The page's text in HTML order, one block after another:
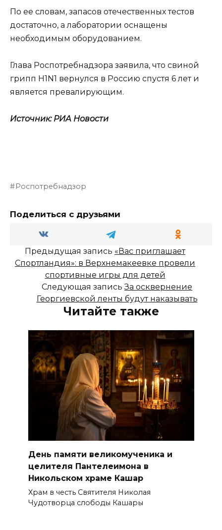
По ее словам, запасов отечественных тестов
достаточно, а лаборатории оснащены
необходимым оборудованием.
Глава Роспотребнадзора заявила, что свиной
грипп H1N1 вернулся в Россию спустя 6 лет и
является превалирующим.
Источник: РИА Новости
Роспотребнадзор
Поделиться с друзьями
Предыдущая запись «Вас приглашает
Спортландия»: в Верхнемакеевке провели
спортивные игры для детей
Следующая записьЗа осквернение
Георгиевской ленты будут наказывать
Читайте также
День памяти великомученика и
целителя Пантелеимона в
Никольском храме Кашар
Храм в честь Святителя Николая
Чудотворца слободы Кашары